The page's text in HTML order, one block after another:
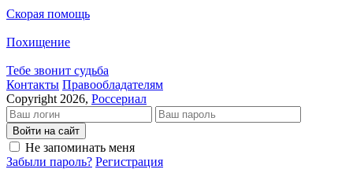
Скорая помощь
Похищение
Тебе звонит судьба
Кон­так­ты Пра­во­об­ла­да­те­лям
Copyright 2026, Россериал
Войти на сайт
Не запоминать меня
Забыли пароль? Регистрация